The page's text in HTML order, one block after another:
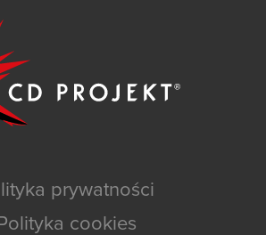
prywatności
Polityka cookies